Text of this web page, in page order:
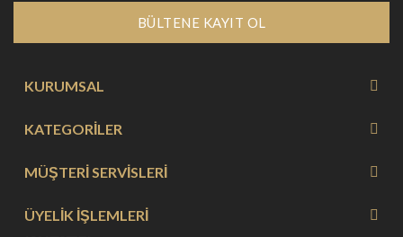
BÜLTENE KAYIT OL
KURUMSAL
KATEGORİLER
MÜŞTERİ SERVİSLERİ
ÜYELİK İŞLEMLERİ